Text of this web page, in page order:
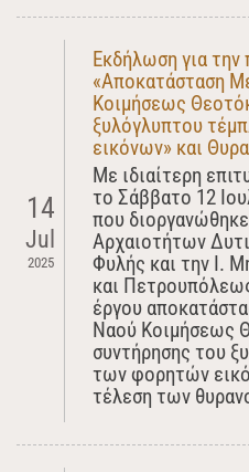
14
Jul
2025
Εκδήλωση για την
«Αποκατάσταση
Κοιμήσεως
ξυλόγλυπτου
εικόνων» και
Με ιδιαίτερη
το Σάββατο 12
που
Αρχαιοτήτων
Φυλής και την Ι.
και
έργου
Ναού Κοιμήσεως
συντήρησης του
των φορητών
τέλεση των